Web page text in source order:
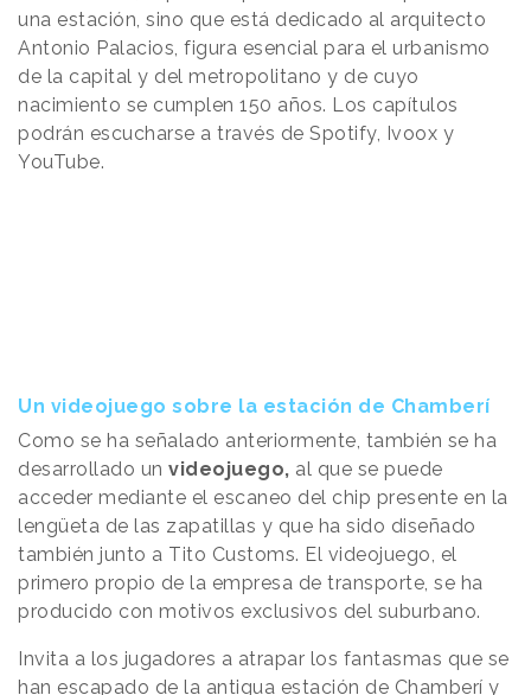
una estación, sino que está dedicado al arquitecto
Antonio Palacios, figura esencial para el urbanismo
de la capital y del metropolitano y de cuyo
nacimiento se cumplen 150 años. Los capítulos
podrán escucharse a través de Spotify, Ivoox y
YouTube.
Un videojuego sobre la estación de Chamberí
Como se ha señalado anteriormente, también se ha
desarrollado un videojuego, al que se puede
acceder mediante el escaneo del chip presente en la
lengüeta de las zapatillas y que ha sido diseñado
también junto a Tito Customs. El videojuego, el
primero propio de la empresa de transporte, se ha
producido con motivos exclusivos del suburbano.
Invita a los jugadores a atrapar los fantasmas que se
han escapado de la antigua estación de Chamberí y